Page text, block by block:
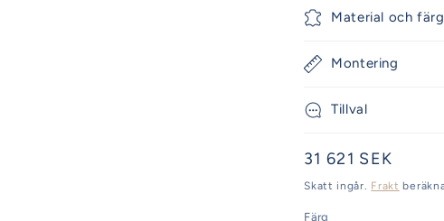
Material och
Montering
Tillval
Ordinarie
pris
31 621 SEK
Skatt ingår. Frakt
Färg